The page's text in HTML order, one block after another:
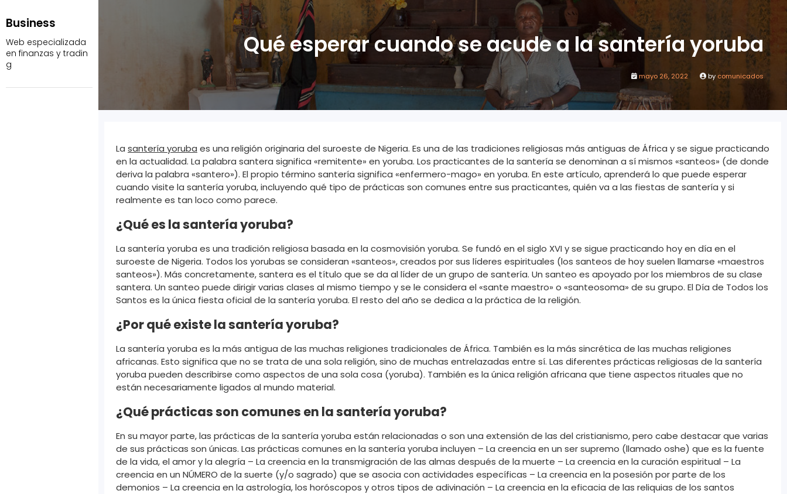
to
content
Business
Web especializada
en finanzas y tradin
g
Qué esperar cuando se acude a la santería yoruba
mayo 26, 2022 by comunicados
La santería yoruba es una religión originaria del suroeste de Nigeria. Es una de las tradiciones religiosas más antiguas de África y se sigue practicando
en la actualidad. La palabra santera significa «remitente» en yoruba. Los practicantes de la santería se denominan a sí mismos «santeos» (de donde
deriva la palabra «santero»). El propio término santería significa «enfermero-mago» en yoruba. En este artículo, aprenderá lo que puede esperar
cuando visite la santería yoruba, incluyendo qué tipo de prácticas son comunes entre sus practicantes, quién va a las fiestas de santería y si
realmente es tan loco como parece.
¿Qué es la santería yoruba?
La santería yoruba es una tradición religiosa basada en la cosmovisión yoruba. Se fundó en el siglo XVI y se sigue practicando hoy en día en el
suroeste de Nigeria. Todos los yorubas se consideran «santeos», creados por sus líderes espirituales (los santeos de hoy suelen llamarse «maestros
santeos»). Más concretamente, santera es el título que se da al líder de un grupo de santería. Un santeo es apoyado por los miembros de su clase
santera. Un santeo puede dirigir varias clases al mismo tiempo y se le considera el «sante maestro» o «santeosoma» de su grupo. El Día de Todos los
Santos es la única fiesta oficial de la santería yoruba. El resto del año se dedica a la práctica de la religión.
¿Por qué existe la santería yoruba?
La santería yoruba es la más antigua de las muchas religiones tradicionales de África. También es la más sincrética de las muchas religiones
africanas. Esto significa que no se trata de una sola religión, sino de muchas entrelazadas entre sí. Las diferentes prácticas religiosas de la santería
yoruba pueden describirse como aspectos de una sola cosa (yoruba). También es la única religión africana que tiene aspectos rituales que no
están necesariamente ligados al mundo material.
¿Qué prácticas son comunes en la santería yoruba?
En su mayor parte, las prácticas de la santería yoruba están relacionadas o son una extensión de las del cristianismo, pero cabe destacar que varias
de sus prácticas son únicas. Las prácticas comunes en la santería yoruba incluyen – La creencia en un ser supremo (llamado oshe) que es la fuente
de la vida, el amor y la alegría – La creencia en la transmigración de las almas después de la muerte – La creencia en la curación espiritual – La
creencia en un NÚMERO de la suerte (y/o sagrado) que se asocia con actividades específicas – La creencia en la posesión por parte de los
demonios – La creencia en la astrología, los horóscopos y otros tipos de adivinación – La creencia en la eficacia de las reliquias de los santos